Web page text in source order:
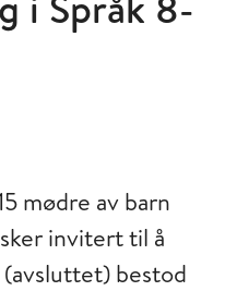
mødre av barn
invitert til å
bestod